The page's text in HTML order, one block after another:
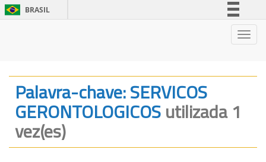
BRASIL
Legislação
Canais
Palavra-chave: SERVICOS
GERONTOLOGICOSutilizada 1
vez(es)